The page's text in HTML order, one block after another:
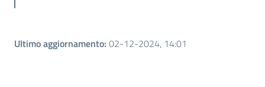
Ultimo aggiornamento: 02-12-2024, 14:01